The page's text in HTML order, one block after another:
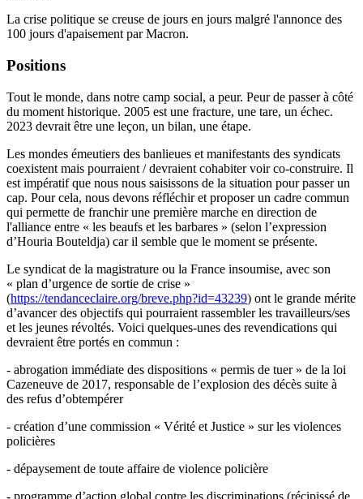
La crise politique se creuse de jours en jours malgré l'annonce des
100 jours d'apaisement par Macron.
Positions
Tout le monde, dans notre camp social, a peur. Peur de passer à côté
du moment historique. 2005 est une fracture, une tare, un échec.
2023 devrait être une leçon, un bilan, une étape.
Les mondes émeutiers des banlieues et manifestants des syndicats
coexistent mais pourraient / devraient cohabiter voir co-construire. Il
est impératif que nous nous saisissons de la situation pour passer un
cap. Pour cela, nous devons réfléchir et proposer un cadre commun
qui permette de franchir une première marche en direction de
l'alliance entre « les beaufs et les barbares » (selon l’expression
d’Houria Bouteldja) car il semble que le moment se présente.
Le syndicat de la magistrature ou la France insoumise, avec son
« plan d’urgence de sortie de crise »
(https://tendanceclaire.org/breve.php?id=43239) ont le grande mérite
d’avancer des objectifs qui pourraient rassembler les travailleurs/ses
et les jeunes révoltés. Voici quelques-unes des revendications qui
devraient être portés en commun :
- abrogation immédiate des dispositions « permis de tuer » de la loi
Cazeneuve de 2017, responsable de l’explosion des décès suite à
des refus d’obtempérer
- création d’une commission « Vérité et Justice » sur les violences
policières
- dépaysement de toute affaire de violence policière
- programme d’action global contre les discriminations (récipissé de